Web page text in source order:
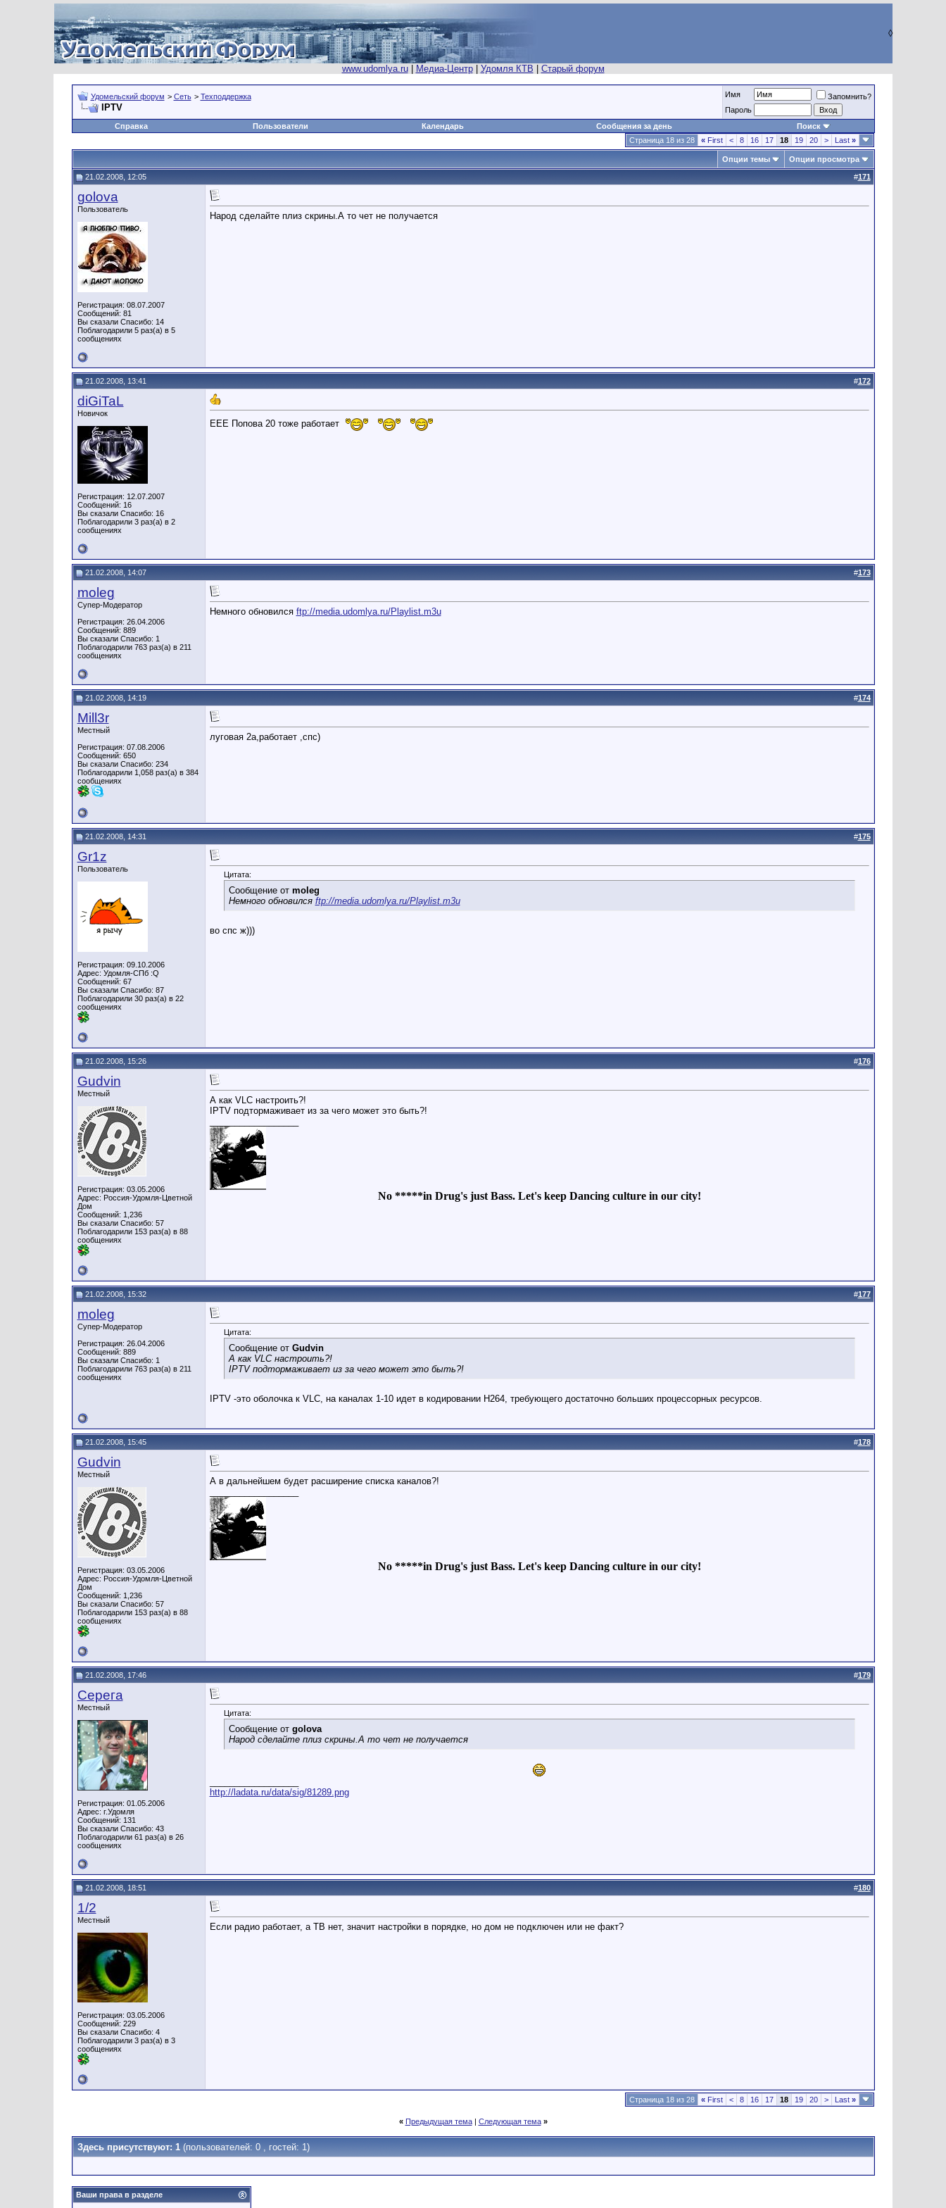
◊
www.udomlya.ru| Медиа-Центр| Удомля КТВ Старый форум
Удомельский форум > Сеть > Техподдержка
IPTV
Имя
Запомнить?
Пароль
Справка
Пользователи Календарь Сообщения за день
Поиск
Страница 18 из 28
« First < 8 16 17 18 19 20 > Last»
Опции темы Опции просмотра
21.02.2008, 12:05 #171
golova
Пользователь
Регистрация: 08.07.2007
Сообщений: 81
Вы сказали Спасибо: 14
Поблагодарили 5 раз(а) в 5
сообщениях
Народ сделайте плиз скрины.А то чет не получается
21.02.2008, 13:41 #172
diGiTaL
Новичок
Регистрация: 12.07.2007
Сообщений: 16
Вы сказали Спасибо: 16
Поблагодарили 3 раз(а) в 2
сообщениях
ЕЕЕ Попова 20 тоже работает
21.02.2008, 14:07 #173
moleg
Супер-Модератор
Регистрация: 26.04.2006
Сообщений: 889
Вы сказали Спасибо: 1
Поблагодарили 763 раз(а) в 211
сообщениях
Немного обновился ftp://media.udomlya.ru/Playlist.m3u
21.02.2008, 14:19 #174
Mill3r
Местный
Регистрация: 07.08.2006
Сообщений: 650
Вы сказали Спасибо: 234
Поблагодарили 1,058 раз(а) в 384
сообщениях
луговая 2а,работает ,спс)
21.02.2008, 14:31 #175
Gr1z
Пользователь
Регистрация: 09.10.2006
Адрес: Удомля-СПб :Q
Сообщений: 67
Вы сказали Спасибо: 87
Поблагодарили 30 раз(а) в 22
сообщениях
Цитата:
Сообщение от moleg
Немного обновился ftp://media.udomlya.ru/Playlist.m3u
во спс ж)))
21.02.2008, 15:26 #176
Gudvin
Местный
Регистрация: 03.05.2006
Адрес: Россия-Удомля-Цветной
Дом
Сообщений: 1,236
Вы сказали Спасибо: 57
Поблагодарили 153 раз(а) в 88
сообщениях
А как VLC настроить?!
IPTV подтормаживает из за чего может это быть?!
No *****in Drug's just Bass. Let's keep Dancing culture in our city!
21.02.2008, 15:32 #177
moleg
Супер-Модератор
Регистрация: 26.04.2006
Сообщений: 889
Вы сказали Спасибо: 1
Поблагодарили 763 раз(а) в 211
сообщениях
Цитата:
Сообщение от Gudvin
А как VLC настроить?!
IPTV подтормаживает из за чего может это быть?!
IPTV -это оболочка к VLC, на каналах 1-10 идет в кодировании H264, требующего достаточно больших процессорных ресурсов.
21.02.2008, 15:45 #178
Gudvin
Местный
Регистрация: 03.05.2006
Адрес: Россия-Удомля-Цветной
Дом
Сообщений: 1,236
Вы сказали Спасибо: 57
Поблагодарили 153 раз(а) в 88
сообщениях
А в дальнейшем будет расширение списка каналов?!
No *****in Drug's just Bass. Let's keep Dancing culture in our city!
21.02.2008, 17:46 #179
Серега
Местный
Регистрация: 01.05.2006
Адрес: г.Удомля
Сообщений: 131
Вы сказали Спасибо: 43
Поблагодарили 61 раз(а) в 26
сообщениях
Цитата:
Сообщение от golova
Народ сделайте плиз скрины.А то чет не получается
http://ladata.ru/data/sig/81289.png
21.02.2008, 18:51 #180
1/2
Местный
Регистрация: 03.05.2006
Сообщений: 229
Вы сказали Спасибо: 4
Поблагодарили 3 раз(а) в 3
сообщениях
Если радио работает, а ТВ нет, значит настройки в порядке, но дом не подключен или не факт?
Страница 18 из 28 « First < 8 16 17 18 19 20 > Last»
« Предыдущая тема| Следующая тема »
Здесь присутствуют: 1 (пользователей: 0 , гостей: 1)
Ваши права в разделе